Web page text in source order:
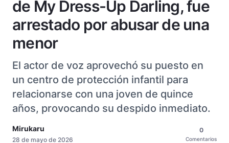
de My Dress-Up Darling, fue
arrestado por abusar de una
menor
El actor de voz aprovechó su puesto en
un centro de protección infantil para
relacionarse con una joven de quince
años, provocando su despido inmediato.
Mirukaru
28 de mayo de 2026
0
Comentarios